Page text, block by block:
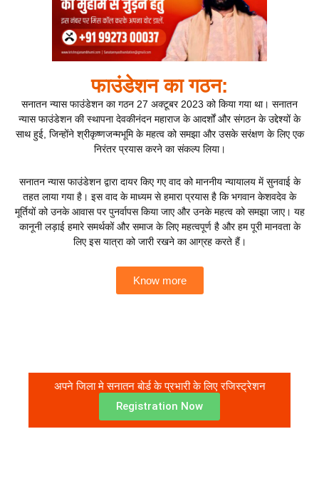
फाउंडेशन का गठन:
सनातन न्यास फाउंडेशन का गठन 27 अक्टूबर 2023 को किया गया था। सनातन
न्यास फाउंडेशन की स्थापना देवकीनंदन महाराज के आदर्शों और संगठन के उद्देश्यों के
साथ हुई, जिन्होंने श्रीकृष्णजन्मभूमि के महत्व को समझा और उसके सरंक्षण के लिए एक
निरंतर प्रयास करने का संकल्प लिया।
सनातन न्यास फाउंडेशन द्वारा दायर किए गए वाद को माननीय न्यायालय में सुनवाई के
तहत लाया गया है। इस वाद के माध्यम से हमारा प्रयास है कि भगवान केशवदेव के
मूर्तियों को उनके आवास पर पुनर्वापस किया जाए और उनके महत्व को समझा जाए। यह
कानूनी लड़ाई हमारे समर्थकों और समाज के लिए महत्वपूर्ण है और हम पूरी मानवता के
लिए इस यात्रा को जारी रखने का आग्रह करते हैं।
Know more
अपने जिला मे सनातन बोर्ड के प्रभारी के लिए रजिस्ट्रेशन
Registration Now